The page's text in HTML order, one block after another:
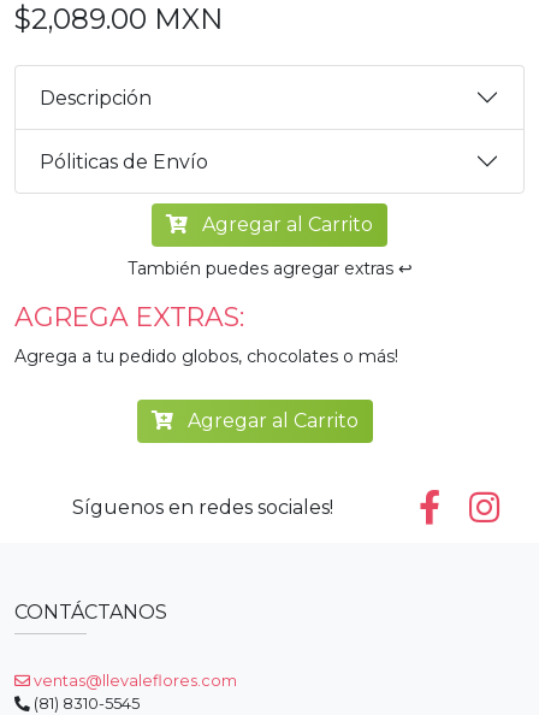
$2,089.00 MXN
Descripción
Póliticas de Envío
Agregar al Carrito
También puedes agregar extras ↩️
AGREGA EXTRAS:
Agrega a tu pedido globos, chocolates o más!
Agregar al Carrito
Síguenos en redes sociales!
CONTÁCTANOS
ventas@llevaleflores.com
(81) 8310-5545